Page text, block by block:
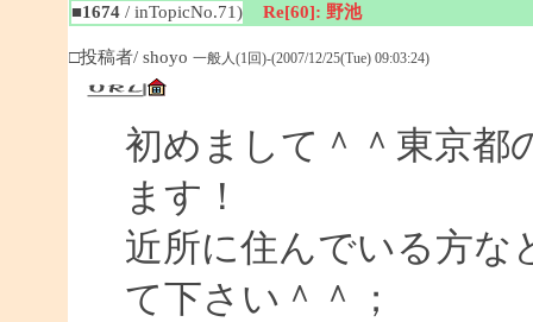
■1674/ inTopicNo.71) Re[60]: 野池
□投稿者/ shoyo 一般人(1回)-(2007/12/25(Tue) 09:03:24)
初めまして＾＾東京都
ます！
近所に住んでいる方な
て下さい＾＾；